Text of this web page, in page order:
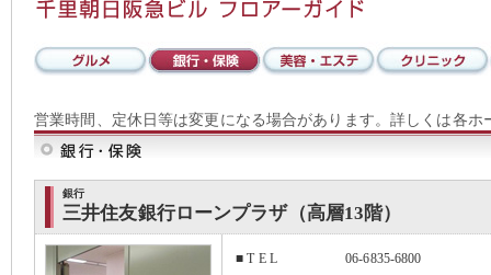
営業時間、定休日等は変更になる場合があります。詳しくは各ホ
銀行
三井住友銀行ローンプラザ（高層13階）
■ T E L 06-6835-6800